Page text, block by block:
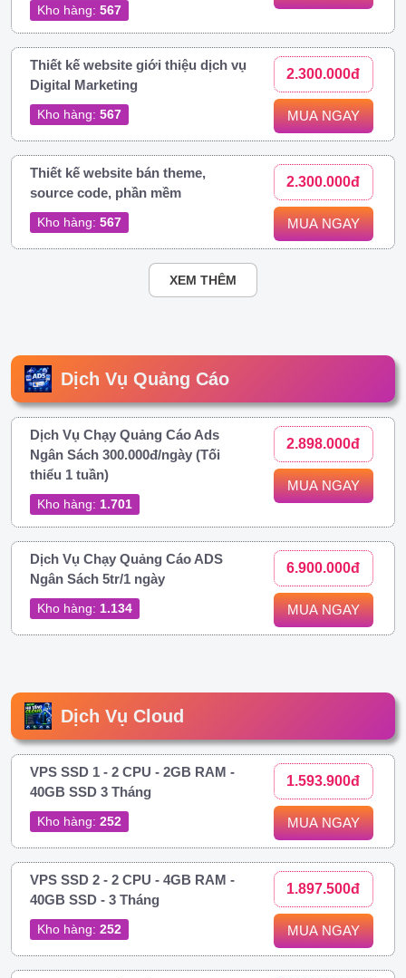
Kho hàng: 567
Thiết kế website giới thiệu dịch vụ
Digital Marketing
Kho hàng: 567
2.300.000đ
MUA NGAY
Thiết kế website bán theme,
source code, phần mềm
Kho hàng: 567
2.300.000đ
MUA NGAY
XEM THÊM
Dịch Vụ Quảng Cáo
Dịch Vụ Chạy Quảng Cáo Ads
Ngân Sách 300.000đ/ngày (Tối
thiểu 1 tuần)
Kho hàng: 1.701
2.898.000đ
MUA NGAY
Dịch Vụ Chạy Quảng Cáo ADS
Ngân Sách 5tr/1 ngày
Kho hàng: 1.134
6.900.000đ
MUA NGAY
Dịch Vụ Cloud
VPS SSD 1 - 2 CPU - 2GB RAM -
40GB SSD 3 Tháng
Kho hàng: 252
1.593.900đ
MUA NGAY
VPS SSD 2 - 2 CPU - 4GB RAM -
40GB SSD - 3 Tháng
Kho hàng: 252
1.897.500đ
MUA NGAY